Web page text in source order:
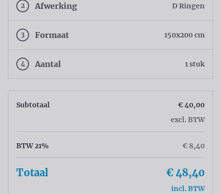
2 Afwerking D Ringen
3 Formaat 150x200 cm
4 Aantal 1 stuk
Subtotaal
€ 40,00
excl. BTW
BTW 21% € 8,40
Totaal € 48,40
incl. BTW